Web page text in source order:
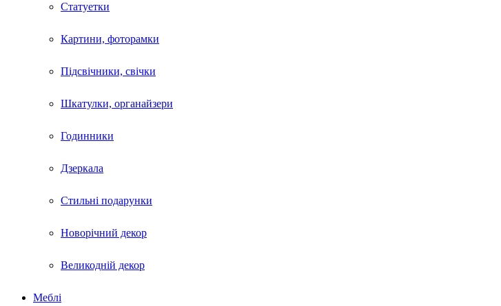
Статуетки
Картини, фоторамки
Підсвічники, свічки
Шкатулки, органайзери
Годинники
Дзеркала
Стильні подарунки
Новорічний декор
Великодній декор
Меблі